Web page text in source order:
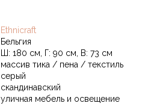
Ethnicraft
Бельгия
Ш: 180 см, Г: 90 см, В: 73 см
массив тика / пена / текстиль
серый
скандинавский
уличная мебель и освещение